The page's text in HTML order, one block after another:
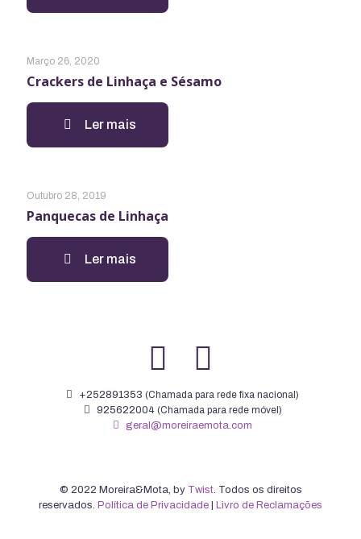
Março 26, 2020
Crackers de Linhaça e Sésamo
Ler mais
Outubro 28, 2019
Panquecas de Linhaça
Ler mais
+252891353 (Chamada para rede fixa nacional)
925622004 (Chamada para rede móvel)
geral@moreiraemota.com
© 2022 Moreira&Mota, by Twist. Todos os direitos
reservados. Política de Privacidade Livro de Reclamações